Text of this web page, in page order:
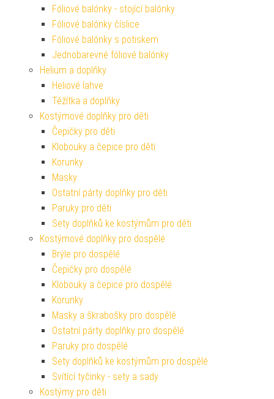
Fóliové balónky - stojící balónky
Fóliové balónky číslice
Fóliové balónky s potiskem
Jednobarevné fóliové balónky
Helium a doplňky
Heliové lahve
Těžítka a doplňky
Kostýmové doplňky pro děti
Čepičky pro děti
Klobouky a čepice pro děti
Korunky
Masky
Ostatní párty doplňky pro děti
Paruky pro děti
Sety doplňků ke kostýmům pro děti
Kostýmové doplňky pro dospělé
Brýle pro dospělé
Čepičky pro dospělé
Klobouky a čepice pro dospělé
Korunky
Masky a škrabošky pro dospělé
Ostatní párty doplňky pro dospělé
Paruky pro dospělé
Sety doplňků ke kostýmům pro dospělé
Svítící tyčinky - sety a sady
Kostýmy pro děti